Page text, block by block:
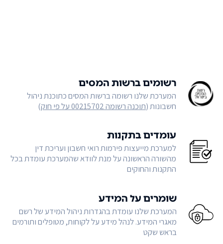
רשומים ברשות המסים
המערכת שלנו רשומה ברשות המסים כתוכנת ניהול
חשבונות (תוכנה רשומה 00215702 על פי חוק )
עומדים בתקנות
למערכת מייעצות פירמות רואי חשבון ועריכת דין
מהשורה הראשונה על מנת לוודא שהמערכת עומדת בכל
התקנות והחוקים
שומרים על המידע
המערכת שלנו עומדת בהגדרות ניהול המידע של רשם
מאגרי המידע. לנהל מידע על לקוחות, מטופלים ותורמים
בראש שקט